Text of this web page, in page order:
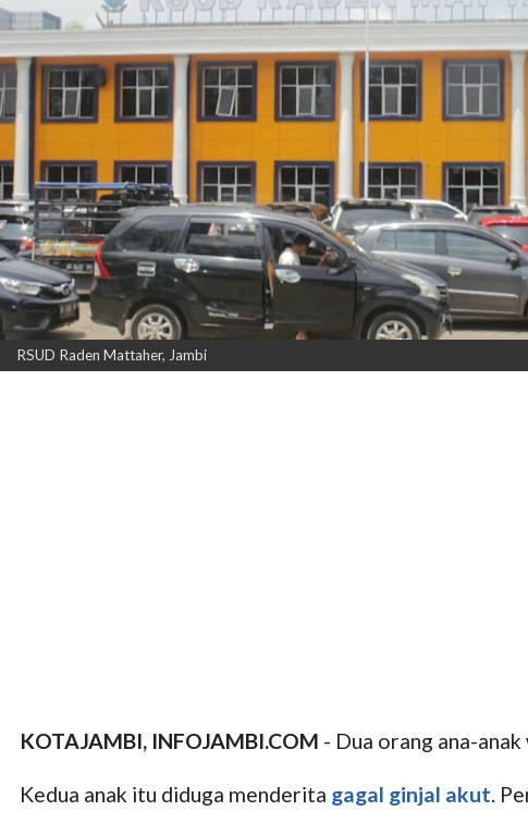
RSUD Raden Mattaher, Jambi
KOTAJAMBI, INFOJAMBI.COM - Dua orang ana-
Kedua anak itu diduga menderita gagal ginjal akut.